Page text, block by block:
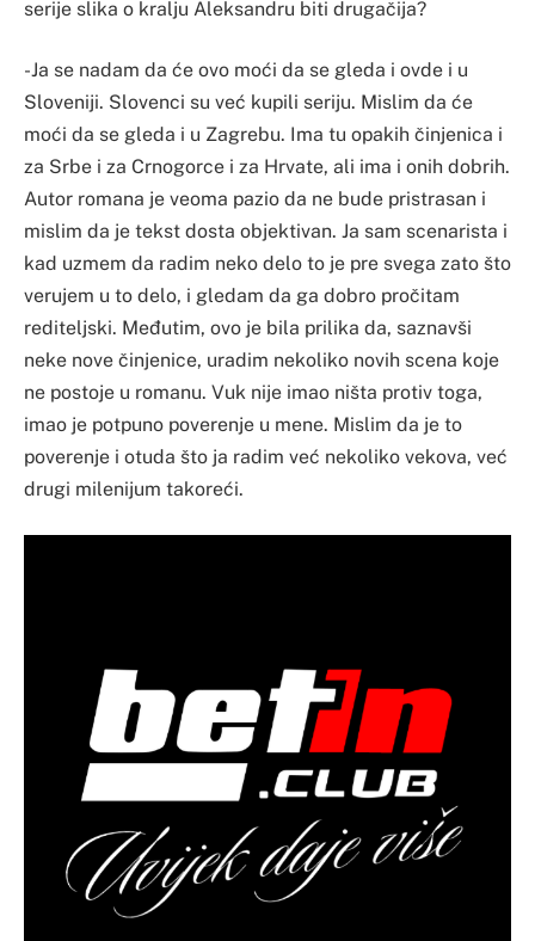
serije slika o kralju Aleksandru biti drugačija?
-Ja se nadam da će ovo moći da se gleda i ovde i u
Sloveniji. Slovenci su već kupili seriju. Mislim da će
moći da se gleda i u Zagrebu. Ima tu opakih činjenica i
za Srbe i za Crnogorce i za Hrvate, ali ima i onih dobrih.
Autor romana je veoma pazio da ne bude pristrasan i
mislim da je tekst dosta objektivan. Ja sam scenarista i
kad uzmem da radim neko delo to je pre svega zato što
verujem u to delo, i gledam da ga dobro pročitam
rediteljski. Međutim, ovo je bila prilika da, saznavši
neke nove činjenice, uradim nekoliko novih scena koje
ne postoje u romanu. Vuk nije imao ništa protiv toga,
imao je potpuno poverenje u mene. Mislim da je to
poverenje i otuda što ja radim već nekoliko vekova, već
drugi milenijum takoreći.